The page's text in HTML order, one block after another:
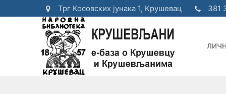
до
Трг Косовских јунака 1, Крушевац 381